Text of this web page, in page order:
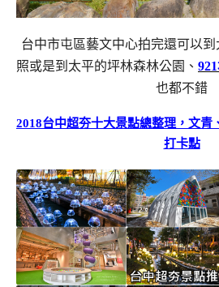
台中市屯區藝文中心拍完還可以
照或是到太平的坪林森林公園、
也都不錯
2018台中超夯十大景點總整理，文青
打卡點